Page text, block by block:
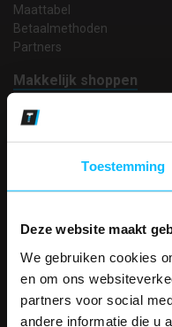
Toestemming
Deze website maakt
We gebruiken cookies
en om ons
partners voor social
andere informatie die u
Maattabel
Betaalmethoden
Partners
Makkelijk shoppen
Bedruk- en borduurservice
14 Dagen tijd om te
Betaalwijze